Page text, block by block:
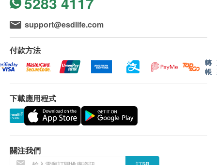
所有訂單須視乎相關貨品的供應情況再作最後確
易有權拒絕接受該訂單，並且會於送貨前透過電話
或電郵通知顧客再作安排。
保用：
退換條款：
當顧客收取已訂購之貨品時，有責任檢查貨品是否
退換產品必須包裝完整，如退換之產品有任何殘缺
support@esdlife.com
付款方法
轉
帳
下載應用程式
關注我們